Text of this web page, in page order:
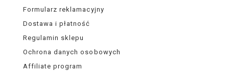
Formularz reklamacyjny
Dostawa i płatność
Regulamin sklepu
Ochrona danych osobowych
Affiliate program